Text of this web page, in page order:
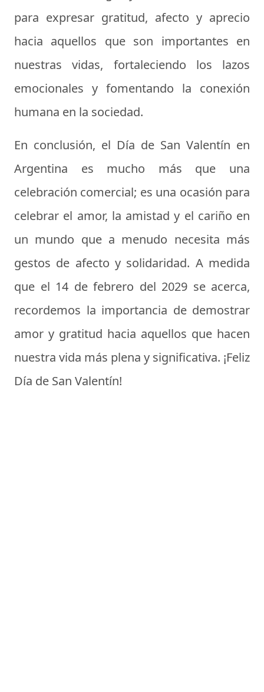
para expresar gratitud, afecto y aprecio
hacia aquellos que son importantes en
nuestras vidas, fortaleciendo los lazos
emocionales y fomentando la conexión
humana en la sociedad.
En conclusión, el Día de San Valentín en
Argentina es mucho más que una
celebración comercial; es una ocasión para
celebrar el amor, la amistad y el cariño en
un mundo que a menudo necesita más
gestos de afecto y solidaridad. A medida
que el 14 de febrero del 2029 se acerca,
recordemos la importancia de demostrar
amor y gratitud hacia aquellos que hacen
nuestra vida más plena y significativa. ¡Feliz
Día de San Valentín!